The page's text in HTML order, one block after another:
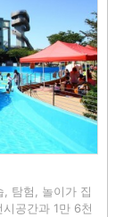
탐험, 놀이가 집
공간과 1만 6천